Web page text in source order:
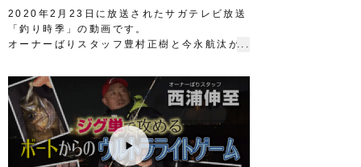
http://www.owner.co.jp
2020年2月23日に放送されたサガテレビ放送
「釣り時季」の動画です。
オーナーばりスタッフ豊村正樹と今永航汰が
魚テンヤゲーム。
様々な誘いでアタリを引き出していきます。
■取材協力…大分県杵築市/Soyamaru様
■使用テンヤ…掛獲船太刀魚テンヤ
釣り時季 サガテレビ毎週日曜日朝5時30分
～6時放送https://turitoki.com/